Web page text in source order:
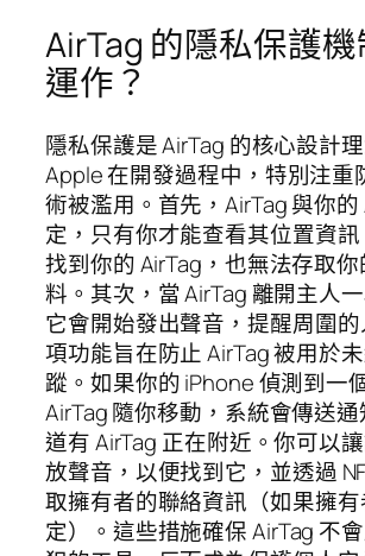
AirTag 的隱私保護
運作？
隱私保護是 AirTag 的核心設計
Apple 在開發過程中，特別注重
術被濫用。首先，AirTag 與你的
定，只有你才能查看其位置資
找到你的 AirTag，也無法存取
料。其次，當 AirTag 離開主人
它會開始發出聲音，提醒周圍
項功能旨在防止 AirTag 被用於
蹤。如果你的 iPhone 偵測到一
AirTag 隨你移動，系統會傳送
道有 AirTag 正在附近。你可以
放聲音，以便找到它，並透過
取擁有者的聯絡資訊（如果擁
定）。這些措施確保 AirTag 不